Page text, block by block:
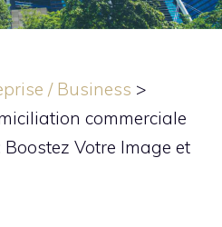
/ Business >
commerciale
Boostez Votre Image et